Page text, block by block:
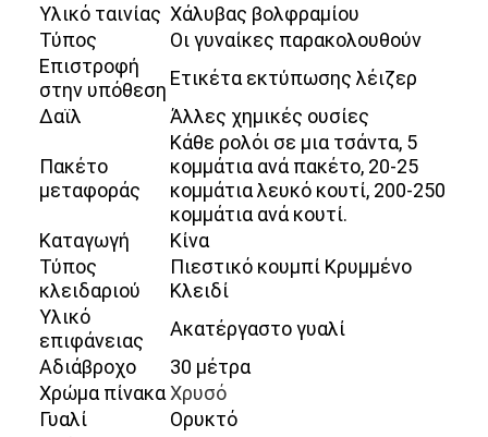
Υλικό ταινίας Χάλυβας βολφραμίου
Τύπος
Οι γυναίκες παρακολουθούν
Επιστροφή
στην υπόθεση
Ετικέτα εκτύπωσης λέιζερ
Δαϊλ
Άλλες χημικές ουσίες
Πακέτο
μεταφοράς
Κάθε ρολόι σε μια τσάντα, 5
κομμάτια ανά πακέτο, 20-25
κομμάτια λευκό κουτί, 200-250
κομμάτια ανά κουτί.
Καταγωγή
Κίνα
Τύπος
κλειδαριού
Πιεστικό κουμπί Κρυμμένο
Κλειδί
Υλικό
επιφάνειας
Ακατέργαστο γυαλί
Αδιάβροχο
30 μέτρα
Χρώμα πίνακα Χρυσό
Γυαλί
Ορυκτό